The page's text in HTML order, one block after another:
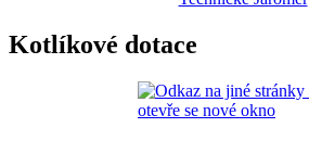
Kotlíkové dotace